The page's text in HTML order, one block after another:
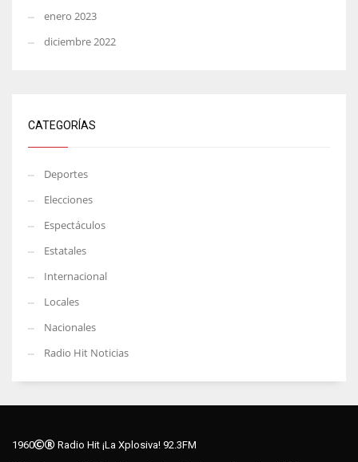
enero 2023
diciembre 2022
CATEGORÍAS
Deportes
Elecciones
Espectáculos
Estatales
Internacional
Locales
Nacionales
Radio Hit Noticias
1960
Radio Hit ¡La Xplosiva! 92.3FM